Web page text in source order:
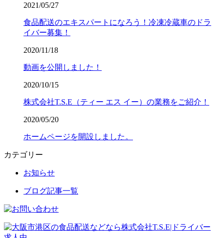
2021/05/27
食品配送のエキスパートになろう！冷凍冷蔵車のドラ
イバー募集！
2020/11/18
動画を公開しました！
2020/10/15
株式会社T.S.E（ティー エス イー）の業務をご紹介！
2020/05/20
ホームページを開設しました。
カテゴリー
お知らせ
ブログ記事一覧